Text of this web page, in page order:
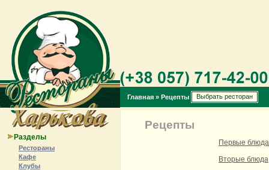
Главная » Рецепты Выбрать ресторан
Разделы
Рестораны
Кафе
Клубы
Рецепты
Первые блюда
Вторые блюда